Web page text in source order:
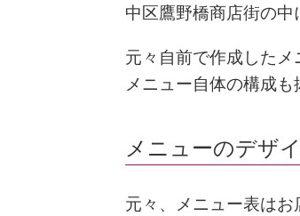
中区鷹野橋商店街の
元々自前で作成した
メニュー自体の構成
メニューのデザ
元々、メニュー表は